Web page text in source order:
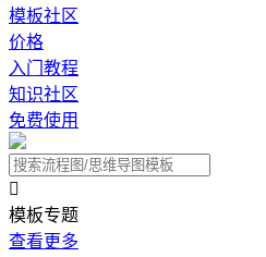
模板社区
价格
入门教程
知识社区
免费使用

模板专题
查看更多